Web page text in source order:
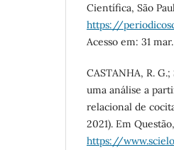
Científica, São
https://
Acesso em: 31
CASTANHA, R.
uma análise a
relacional de
2021). Em
https://